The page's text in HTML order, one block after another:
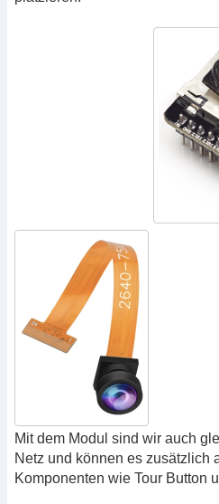
Mit dem Modul sind wir auch
Netz und können es zusätzlich
Komponenten wie Tour Button